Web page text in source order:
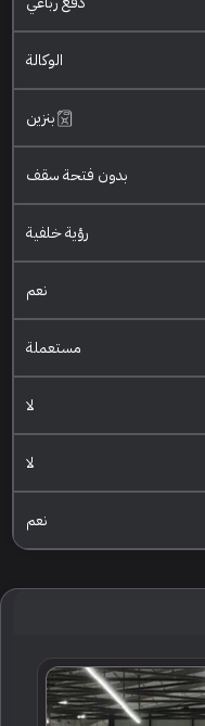
الوكالة
بنزين
بدون فتحة سقف
رؤية خلفية
نعم
مستعملة
لا
لا
نعم